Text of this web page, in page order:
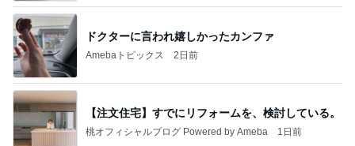
ドクターに言われ嬉しかったカンファ
Amebaトピックス 2日前
【注文住宅】すでにリフォームを、検討している。
桃オフィシャルブログ Powered by Ameba 1日前